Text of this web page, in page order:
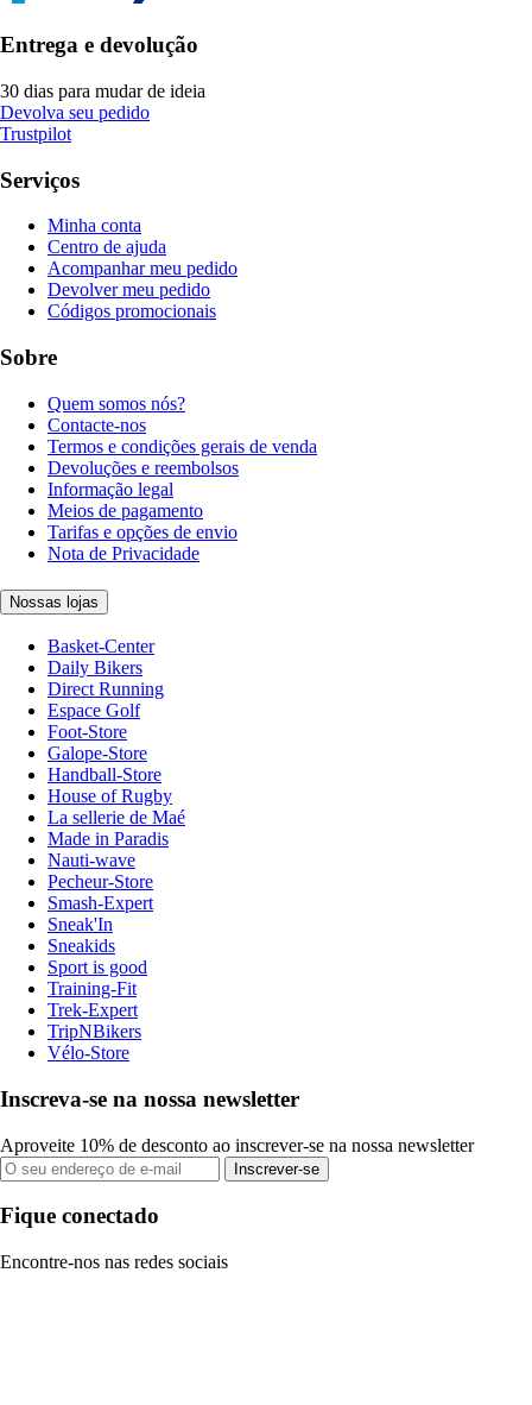
Entrega e devolução
30 dias para mudar de ideia
Devolva seu pedido
Trustpilot
Serviços
Minha conta
Centro de ajuda
Acompanhar meu pedido
Devolver meu pedido
Códigos promocionais
Sobre
Quem somos nós?
Contacte-nos
Termos e condições gerais de venda
Devoluções e reembolsos
Informação legal
Meios de pagamento
Tarifas e opções de envio
Nota de Privacidade
Nossas lojas
Basket-Center
Daily Bikers
Direct Running
Espace Golf
Foot-Store
Galope-Store
Handball-Store
House of Rugby
La sellerie de Maé
Made in Paradis
Nauti-wave
Pecheur-Store
Smash-Expert
Sneak'In
Sneakids
Sport is good
Training-Fit
Trek-Expert
TripNBikers
Vélo-Store
Inscreva-se na nossa newsletter
Aproveite 10% de desconto ao inscrever-se na nossa newsletter
Inscrever-se
Fique conectado
Encontre-nos nas redes sociais